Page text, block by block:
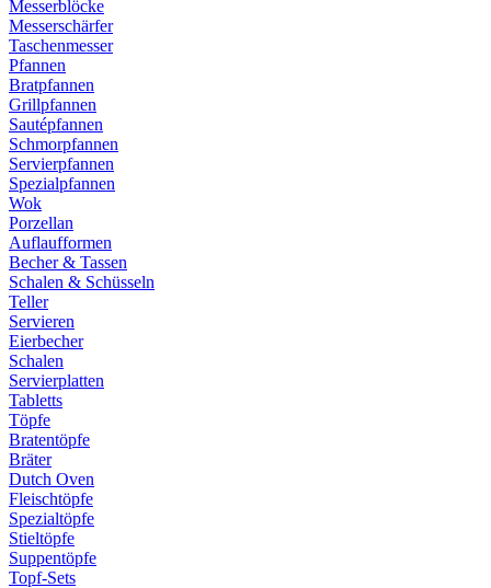
Messerblöcke
Messerschärfer
Taschenmesser
Pfannen
Bratpfannen
Grillpfannen
Sautépfannen
Schmorpfannen
Servierpfannen
Spezialpfannen
Wok
Porzellan
Auflaufformen
Becher & Tassen
Schalen & Schüsseln
Teller
Servieren
Eierbecher
Schalen
Servierplatten
Tabletts
Töpfe
Bratentöpfe
Bräter
Dutch Oven
Fleischtöpfe
Spezialtöpfe
Stieltöpfe
Suppentöpfe
Topf-Sets